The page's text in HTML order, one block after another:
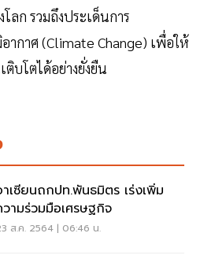
ลก รวมถึงประเด็นการ
กาศ (Climate Change) เพื่อให้
บโตได้อย่างยั่งยืน
เซียนถกปท.พันธมิตร เร่งเพิ่ม
วามร่วมมือเศรษฐกิจ
ส.ค. 2564 | 06:46 น.